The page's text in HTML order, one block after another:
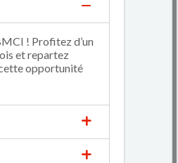
! Profitez d’un
et repartez
opportunité